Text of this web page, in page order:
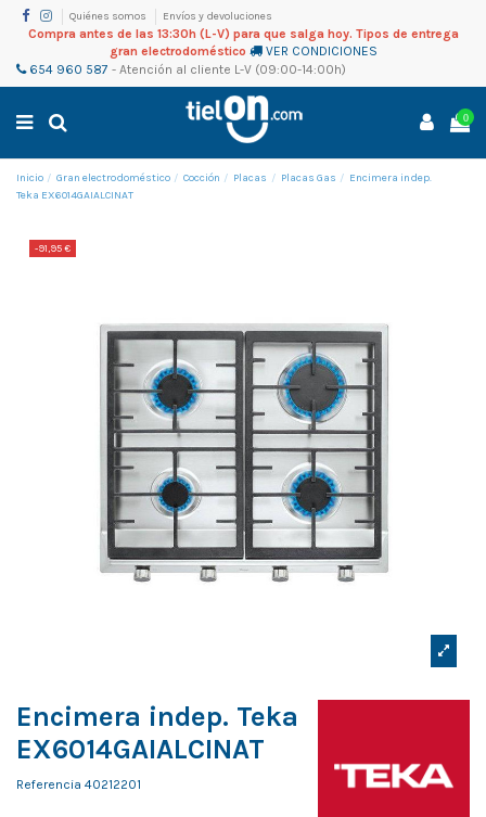
Quiénes somos Envíos y devoluciones
Compra antes de las 13:30h (L-V) para que salga hoy. Tipos de entrega
gran electrodoméstico
VER CONDICIONES
654 960 587 - Atención al cliente L-V (09:00-14:00h)
0
Inicio Gran electrodoméstico Cocción Placas Placas Gas
Encimera indep.
Teka EX6014GAIALCINAT
-91,95 €
Encimera indep. Teka
EX6014GAIALCINAT
Referencia 40212201